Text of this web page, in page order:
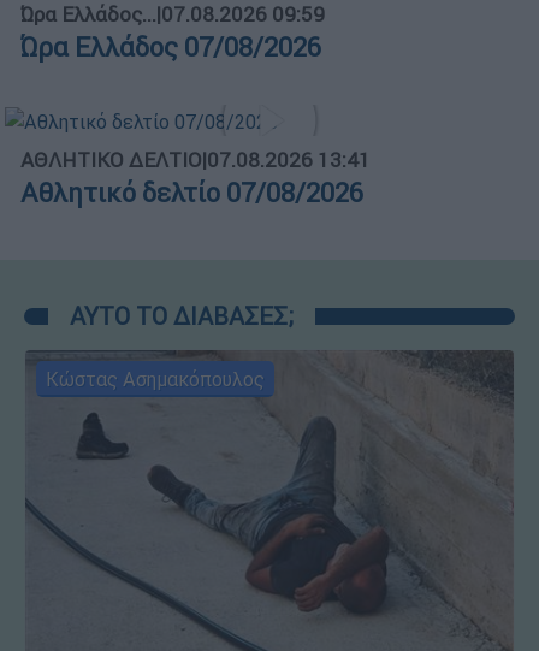
Ώρα Ελλάδος...|07.08.2026 09:59
Ώρα Ελλάδος 07/08/2026
ΑΘΛΗΤΙΚΟ ΔΕΛΤΙΟ|07.08.2026 13:41
Αθλητικό δελτίο 07/08/2026
ΑΥΤΟ ΤΟ ΔΙΑΒΑΣΕΣ;
Κώστας Ασημακόπουλος